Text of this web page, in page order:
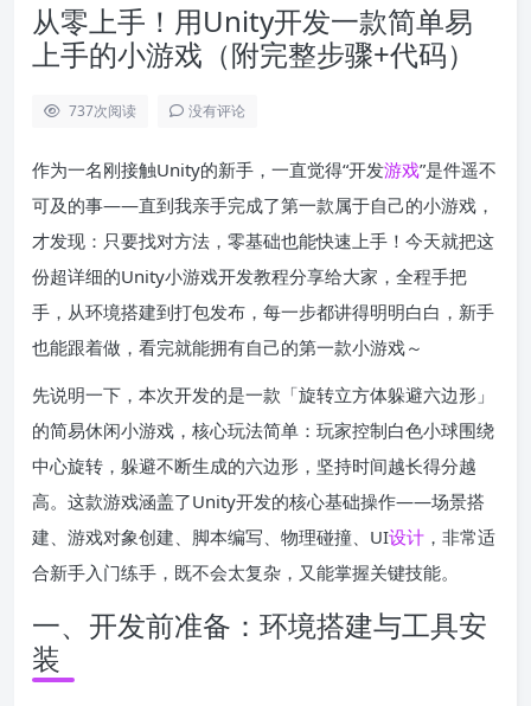
从零上手！用Unity开发一款简单易
上手的小游戏（附完整步骤+代码）
737次阅读 没有评论
作为一名刚接触Unity的新手，一直觉得“开发游戏”是件遥不
可及的事——直到我亲手完成了第一款属于自己的小游戏，
才发现：只要找对方法，零基础也能快速上手！今天就把这
份超详细的Unity小游戏开发教程分享给大家，全程手把
手，从环境搭建到打包发布，每一步都讲得明明白白，新手
也能跟着做，看完就能拥有自己的第一款小游戏～
先说明一下，本次开发的是一款「旋转立方体躲避六边形」
的简易休闲小游戏，核心玩法简单：玩家控制白色小球围绕
中心旋转，躲避不断生成的六边形，坚持时间越长得分越
高。这款游戏涵盖了Unity开发的核心基础操作——场景搭
建、游戏对象创建、脚本编写、物理碰撞、UI设计 ，非常适
合新手入门练手，既不会太复杂，又能掌握关键技能。
一、开发前准备：环境搭建与工具安
装